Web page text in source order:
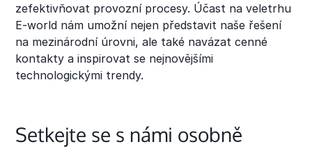
zefektivňovat provozní procesy. Účast na veletrhu
E-world nám umožní nejen představit naše řešení
na mezinárodní úrovni, ale také navázat cenné
kontakty a inspirovat se nejnovějšími
technologickými trendy.
Setkejte se s námi osobně